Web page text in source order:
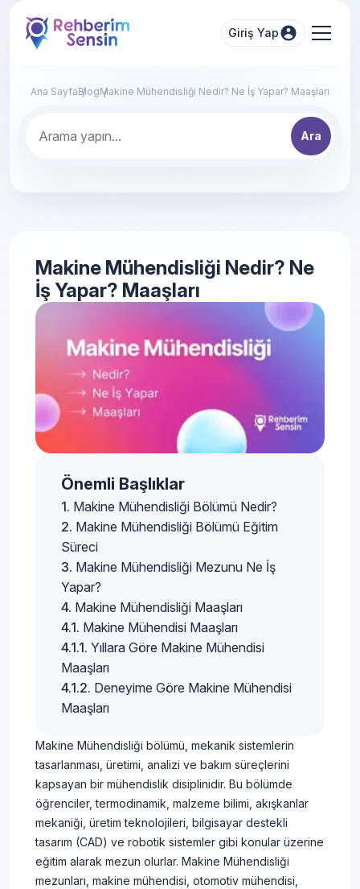
Giriş Yap
Ana SayfaBlogMakine Mühendisliği Nedir? Ne İş Yapar? Maaşları
Ara
Makine Mühendisliği Nedir? Ne
İş Yapar? Maaşları
Önemli Başlıklar
Makine Mühendisliği Bölümü Nedir?
Makine Mühendisliği Bölümü Eğitim
Süreci
Makine Mühendisliği Mezunu Ne İş
Yapar?
Makine Mühendisliği Maaşları
Makine Mühendisi Maaşları
Yıllara Göre Makine Mühendisi
Maaşları
Deneyime Göre Makine Mühendisi
Maaşları
Makine Mühendisliği bölümü, mekanik sistemlerin
tasarlanması, üretimi, analizi ve bakım süreçlerini
kapsayan bir mühendislik disiplinidir. Bu bölümde
öğrenciler, termodinamik, malzeme bilimi, akışkanlar
mekaniği, üretim teknolojileri, bilgisayar destekli
tasarım (CAD) ve robotik sistemler gibi konular üzerine
eğitim alarak mezun olurlar. Makine Mühendisliği
mezunları, makine mühendisi, otomotiv mühendisi,